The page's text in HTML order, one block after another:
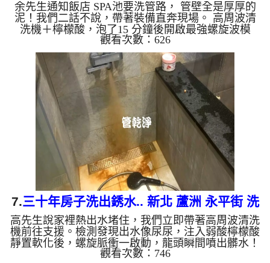
余先生通知飯店 SPA池要洗管路， 管壁全是厚厚的
泥！我們二話不說，帶著裝備直奔現場。 高周波清
洗機＋檸檬酸，泡了15 分鐘後開啟最強螺旋波模
式，多年的泥漿瞬間噴發，地面都是一片片的脆片！
清洗過後，水質從「黃泥湯」變回「清澈泉」，連出
水量都恢復正常了！ 管路塞住別心煩，找我們清洗
最心安！ 清洗水管, 水管清洗, 洗水管, 熱水忽冷忽熱
...
觀看次數：626
7.三十年房子洗出銹水.. 新北 蘆洲 永平街 洗
水管
高先生說家裡熱出水堵住，我們立即帶著高周波清洗
機前往支援。檢測發現出水像尿尿，注入弱酸檸檬酸
靜置軟化後，螺旋脈衝一啟動，龍頭瞬間噴出髒水！
顏色越來越深，越洗越髒銹水狂噴，兩個多小時後，
觀看次數：746